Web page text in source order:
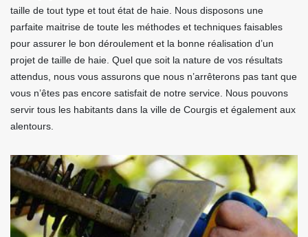
taille de tout type et tout état de haie. Nous disposons une
parfaite maitrise de toute les méthodes et techniques faisables
pour assurer le bon déroulement et la bonne réalisation d’un
projet de taille de haie. Quel que soit la nature de vos résultats
attendus, nous vous assurons que nous n’arrêterons pas tant que
vous n’êtes pas encore satisfait de notre service. Nous pouvons
servir tous les habitants dans la ville de Courgis et également aux
alentours.